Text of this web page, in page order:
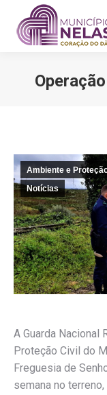
Ambiente e
Notícias
A Guarda Nacional
Proteção Civil do
Freguesia de
semana no terreno,